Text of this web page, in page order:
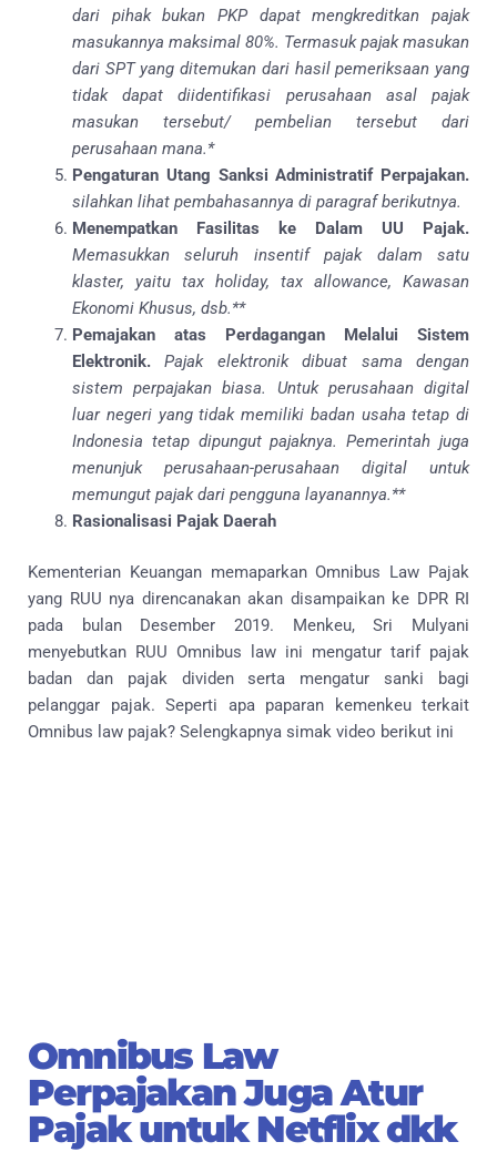
dari pihak bukan PKP dapat mengkreditkan pajak
masukannya maksimal 80%. Termasuk pajak masukan
dari SPT yang ditemukan dari hasil pemeriksaan yang
tidak dapat diidentifikasi perusahaan asal pajak
masukan tersebut/ pembelian tersebut dari
perusahaan mana.*
Pengaturan Utang Sanksi Administratif Perpajakan.
silahkan lihat pembahasannya di paragraf berikutnya.
Menempatkan Fasilitas ke Dalam UU Pajak.
Memasukkan seluruh insentif pajak dalam satu
klaster, yaitu tax holiday, tax allowance, Kawasan
Ekonomi Khusus, dsb.**
Pemajakan atas Perdagangan Melalui Sistem
Elektronik.Pajak elektronik dibuat sama dengan
sistem perpajakan biasa. Untuk perusahaan digital
luar negeri yang tidak memiliki badan usaha tetap di
Indonesia tetap dipungut pajaknya. Pemerintah juga
menunjuk perusahaan-perusahaan digital untuk
memungut pajak dari pengguna layanannya.**
Rasionalisasi Pajak Daerah
Kementerian Keuangan memaparkan Omnibus Law Pajak
yang RUU nya direncanakan akan disampaikan ke DPR RI
pada bulan Desember 2019. Menkeu, Sri Mulyani
menyebutkan RUU Omnibus law ini mengatur tarif pajak
badan dan pajak dividen serta mengatur sanki bagi
pelanggar pajak. Seperti apa paparan kemenkeu terkait
Omnibus law pajak? Selengkapnya simak video berikut ini
Omnibus Law
Perpajakan Juga Atur
Pajak untuk Netflix dkk